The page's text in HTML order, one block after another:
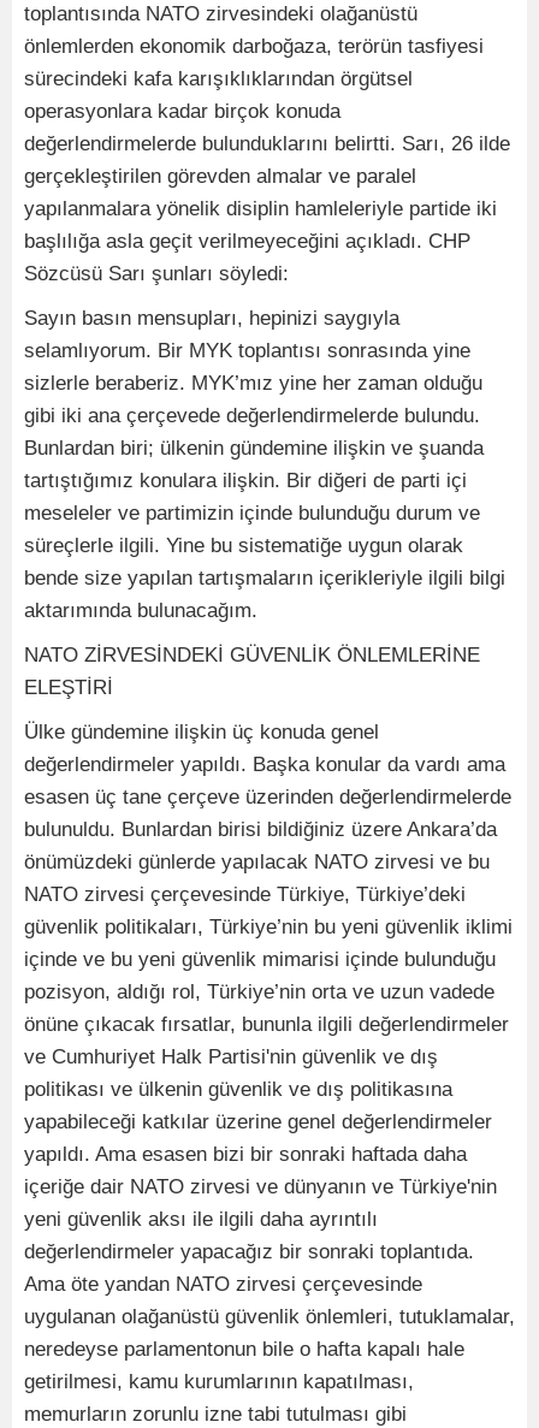
toplantısında NATO zirvesindeki olağanüstü
önlemlerden ekonomik darboğaza, terörün tasfiyesi
sürecindeki kafa karışıklıklarından örgütsel
operasyonlara kadar birçok konuda
değerlendirmelerde bulunduklarını belirtti. Sarı, 26 ilde
gerçekleştirilen görevden almalar ve paralel
yapılanmalara yönelik disiplin hamleleriyle partide iki
başlılığa asla geçit verilmeyeceğini açıkladı. CHP
Sözcüsü Sarı şunları söyledi:
Sayın basın mensupları, hepinizi saygıyla
selamlıyorum. Bir MYK toplantısı sonrasında yine
sizlerle beraberiz. MYK’mız yine her zaman olduğu
gibi iki ana çerçevede değerlendirmelerde bulundu.
Bunlardan biri; ülkenin gündemine ilişkin ve şuanda
tartıştığımız konulara ilişkin. Bir diğeri de parti içi
meseleler ve partimizin içinde bulunduğu durum ve
süreçlerle ilgili. Yine bu sistematiğe uygun olarak
bende size yapılan tartışmaların içerikleriyle ilgili bilgi
aktarımında bulunacağım.
NATO ZİRVESİNDEKİ GÜVENLİK ÖNLEMLERİNE
ELEŞTİRİ
Ülke gündemine ilişkin üç konuda genel
değerlendirmeler yapıldı. Başka konular da vardı ama
esasen üç tane çerçeve üzerinden değerlendirmelerde
bulunuldu. Bunlardan birisi bildiğiniz üzere Ankara’da
önümüzdeki günlerde yapılacak NATO zirvesi ve bu
NATO zirvesi çerçevesinde Türkiye, Türkiye’deki
güvenlik politikaları, Türkiye’nin bu yeni güvenlik iklimi
içinde ve bu yeni güvenlik mimarisi içinde bulunduğu
pozisyon, aldığı rol, Türkiye’nin orta ve uzun vadede
önüne çıkacak fırsatlar, bununla ilgili değerlendirmeler
ve Cumhuriyet Halk Partisi'nin güvenlik ve dış
politikası ve ülkenin güvenlik ve dış politikasına
yapabileceği katkılar üzerine genel değerlendirmeler
yapıldı. Ama esasen bizi bir sonraki haftada daha
içeriğe dair NATO zirvesi ve dünyanın ve Türkiye'nin
yeni güvenlik aksı ile ilgili daha ayrıntılı
değerlendirmeler yapacağız bir sonraki toplantıda.
Ama öte yandan NATO zirvesi çerçevesinde
uygulanan olağanüstü güvenlik önlemleri, tutuklamalar,
neredeyse parlamentonun bile o hafta kapalı hale
getirilmesi, kamu kurumlarının kapatılması,
memurların zorunlu izne tabi tutulması gibi